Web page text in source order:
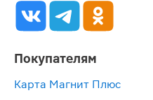
Покупателям
Карта Магнит Плюс